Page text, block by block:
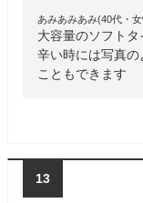
あみあみあみ(40代・
大容量のソフト
辛い時には写真
こともできます
13